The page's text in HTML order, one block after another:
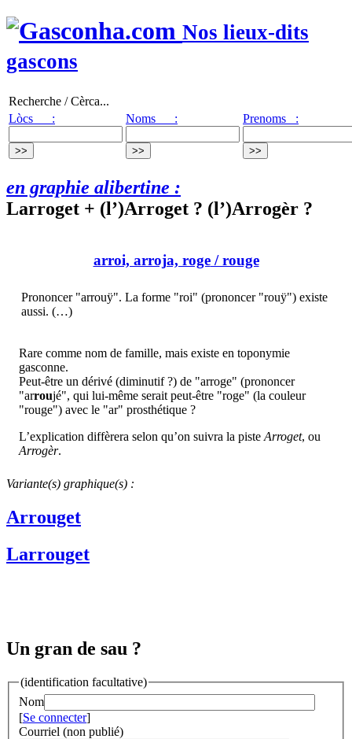
Nos lieux-dits
gascons
Recherche / Cèrca...
Lòcs :
Noms : Prenoms :
en graphie alibertine :
Larroget + (l’)Arroget ? (l’)Arrogèr ?
arroi, arroja, roge/ rouge
Prononcer "arrouÿ". La forme "roi" (prononcer "rouÿ") existe
aussi. (…)
Rare comme nom de famille, mais existe en toponymie
gasconne.
Peut-être un dérivé (diminutif ?) de "arroge" (prononcer
"arroujé", qui lui-même serait peut-être "roge" (la couleur
"rouge") avec le "ar" prosthétique ?
L’explication diffèrera selon qu’on suivra la piste Arroget, ou
Arrogèr.
Variante(s) graphique(s) :
Arrouget
Larrouget
Un gran de sau ?
(identification facultative)
Nom
[Se connecter]
Courriel (non publié)